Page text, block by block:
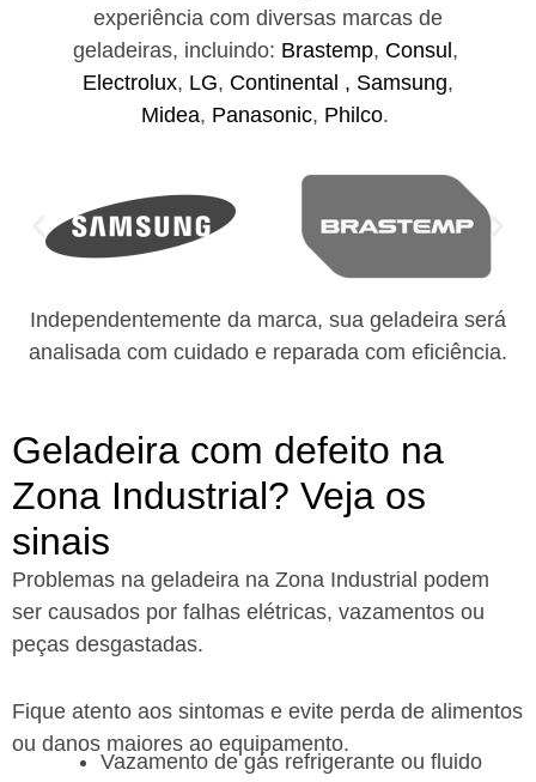
experiência com diversas marcas de
geladeiras, incluindo: Brastemp, Consul ,
Electrolux, LG, Continental , Samsung,
Midea, Panasonic, Philco.
Independentemente da marca, sua geladeira será
analisada com cuidado e reparada com eficiência.
Geladeira com defeito na
Zona Industrial? Veja os
sinais
Problemas na geladeira na Zona Industrial podem
ser causados por falhas elétricas, vazamentos ou
peças desgastadas.
Fique atento aos sintomas e evite perda de alimentos
ou danos maiores ao equipamento.
Vazamento de gás refrigerante ou fluido